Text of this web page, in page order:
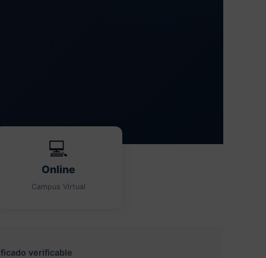
💻
Online
Campus Virtual
verificable